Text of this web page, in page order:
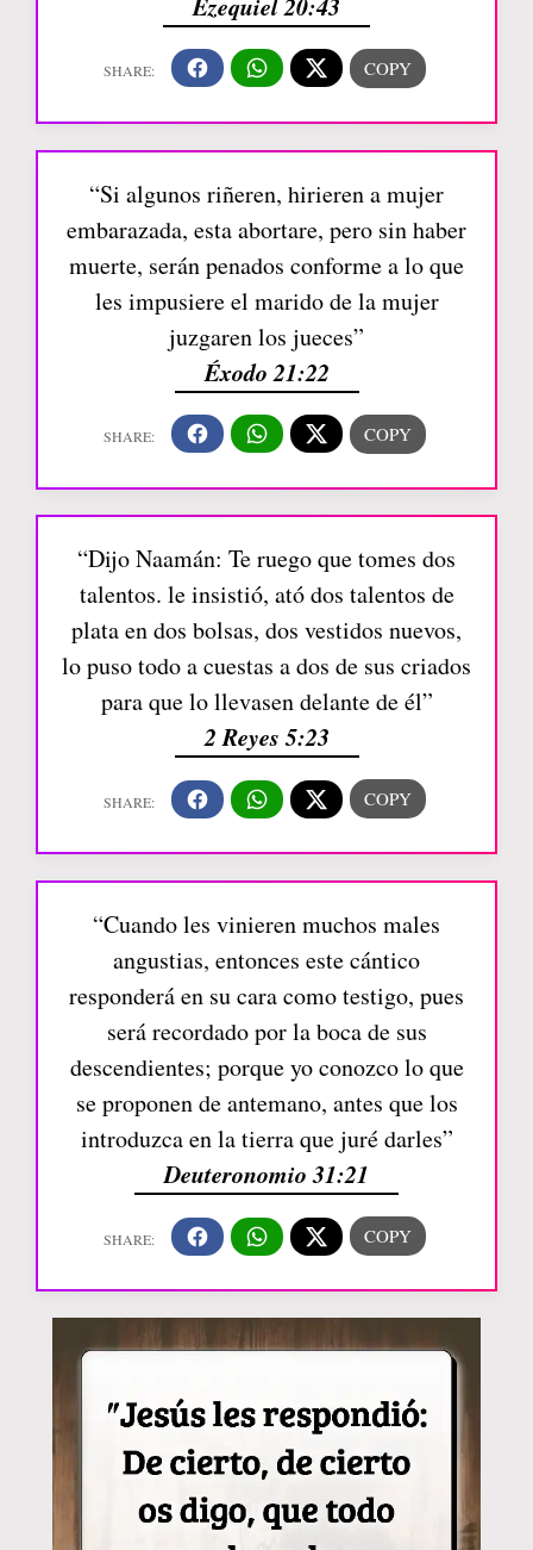
“Si algunos riñeren, hirieren a mujer
embarazada, esta abortare, pero sin haber
muerte, serán penados conforme a lo que
les impusiere el marido de la mujer
juzgaren los jueces”
Éxodo 21:22
“Dijo Naamán: Te ruego que tomes dos
talentos. le insistió, ató dos talentos de
plata en dos bolsas, dos vestidos nuevos,
lo puso todo a cuestas a dos de sus criados
para que lo llevasen delante de él”
2 Reyes 5:23
“Cuando les vinieren muchos males
angustias, entonces este cántico
responderá en su cara como testigo, pues
será recordado por la boca de sus
descendientes; porque yo conozco lo que
se proponen de antemano, antes que los
introduzca en la tierra que juré darles”
Deuteronomio 31:21